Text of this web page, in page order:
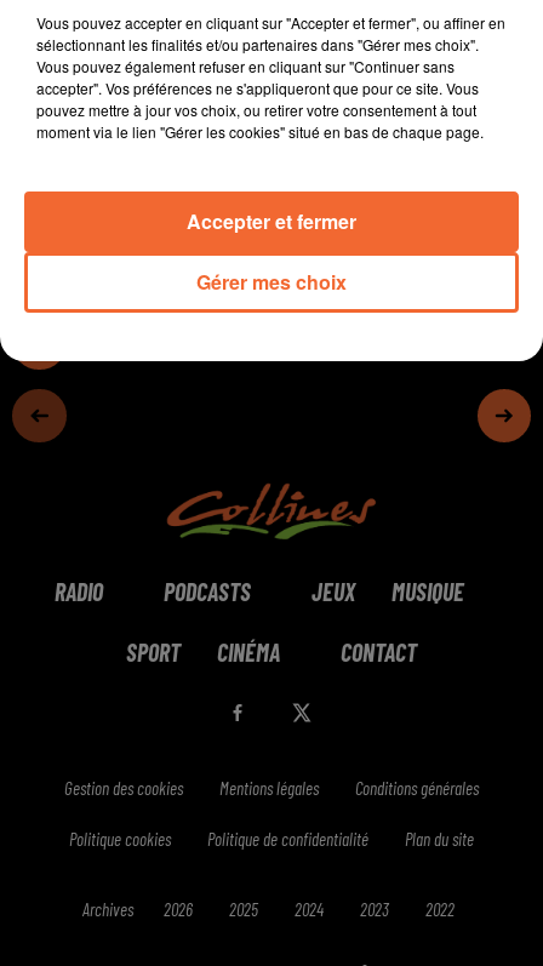
Pays branché plantent 500 m de haies à la ferme des
Taillanderies.
- Les membres de l'AJEF en pleine préparation de
l'édition 2026 des Highland Games.
- L'actualité sportive du WE avec les principales
RADIO PODCASTS JEUX MUSIQUE
SPORT CINÉMA CONTACT
Gestion des cookies Mentions légales Conditions générales
Politique cookies Politique de confidentialité Plan du site
Archives 2026 2025 2024 2023 2022
Vous pouvez accepter en cliquant sur "Accepter et fermer", ou affiner en
sélectionnant les finalités et/ou partenaires dans "Gérer mes choix".
Vous pouvez également refuser en cliquant sur "Continuer sans
accepter". Vos préférences ne s'appliqueront que pour ce site. Vous
pouvez mettre à jour vos choix, ou retirer votre consentement à tout
moment via le lien "Gérer les cookies" situé en bas de chaque page.
Gérer mes choix
Accepter et fermer